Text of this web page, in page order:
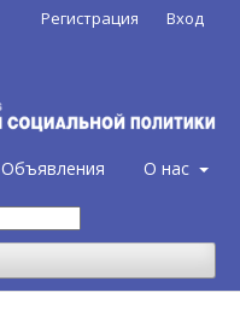
Объявления О нас
Регистрация Вход